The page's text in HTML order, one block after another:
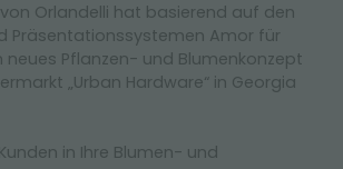
Orlandelli hat basierend auf den
Präsentationssystemen Amor für
neues Pflanzen- und Blumenkonzept
„Urban Hardware“ in Georgia
in Ihre Blumen- und